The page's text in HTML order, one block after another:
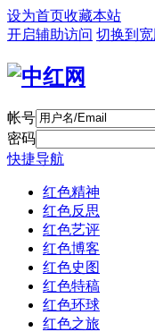
设为首页收藏本站
开启辅助访问 切换到宽
帐号
密码
快捷导航
红色精神
红色反思
红色艺评
红色博客
红色史图
红色特稿
红色环球
红色之旅